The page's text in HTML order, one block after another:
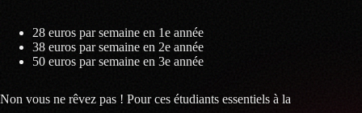
28 euros par semaine en 1e année
38 euros par semaine en 2e année
50 euros par semaine en 3e année
Non vous ne rêvez pas ! Pour ces étudiants essentiels à la